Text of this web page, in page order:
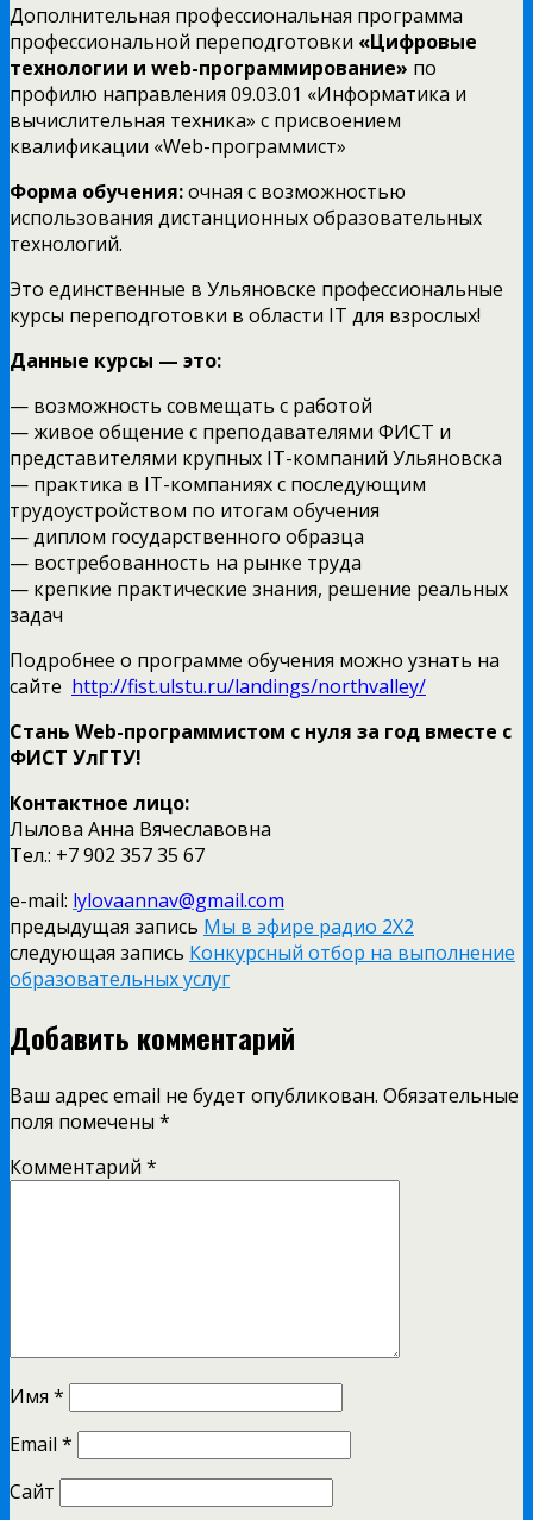
Дополнительная профессиональная программа
профессиональной переподготовки «Цифровые
технологии и web-программирование» по
профилю направления 09.03.01 «Информатика и
вычислительная техника» с присвоением
квалификации «Web-программист»
Форма обучения:очная с возможностью
использования дистанционных образовательных
технологий.
Это единственные в Ульяновске профессиональные
курсы переподготовки в области IT для взрослых!
Данные курсы — это:
— возможность совмещать с работой
— живое общение с преподавателями ФИСТ и
представителями крупных IT-компаний Ульяновска
— практика в IT-компаниях с последующим
трудоустройством по итогам обучения
— диплом государственного образца
— востребованность на рынке труда
— крепкие практические знания, решение реальных
задач
Подробнее о программе обучения можно узнать на
сайте http://fist.ulstu.ru/landings/northvalley/
Стань Web-программистом с нуля за год вместе с
ФИСТ УлГТУ!
Контактное лицо:
Лылова Анна Вячеславовна
Тел.: +7 902 357 35 67
e-mail: lylovaannav@gmail.com
предыдущая запись Мы в эфире радио 2Х2
следующая запись Конкурсный отбор на выполнение
образовательных услуг
Добавить комментарий
Ваш адрес email не будет опубликован. Обязательные
поля помечены *
Комментарий *
Имя *
Email *
Сайт